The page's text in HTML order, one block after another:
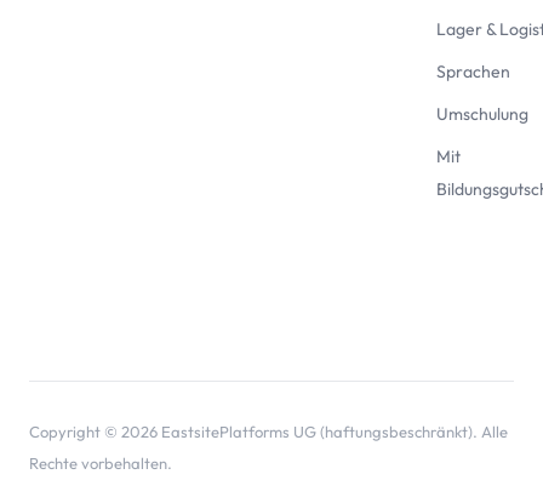
Lager &
Sprachen
Umschulung
Mit
Copyright © 2026 EastsitePlatforms UG (haftungsbeschränkt). Alle
Rechte vorbehalten.